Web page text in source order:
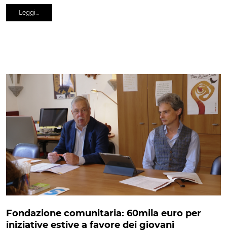
Leggi…
Fondazione comunitaria: 60mila euro per
iniziative estive a favore dei giovani